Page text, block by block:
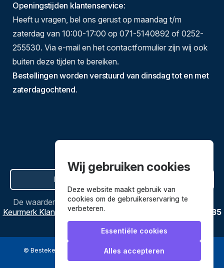
Openingstijden klantenservice:
Heeft u vragen, bel ons gerust op maandag t/m
zaterdag van 10:00-17:00 op 071-5140892 of 0252-
255530. Via e-mail en het contactformulier zijn wij ook
buiten deze tijden te bereiken.
Bestellingen worden verstuurd van dinsdag tot en met
zaterdagochtend.
Hier de overeenkomst ontbinden
De waardering vanBestekenpannen.nlbijWebwinkel
Keurmerk Klantbeoordelingen
3635
reviews.
© Bestekenpannen.nl 2026 een webshop van
Wij gebruiken cookies
Deze website maakt gebruik van
cookies om de gebruikerservaring te
verbeteren.
Essentiële cookies
Alles accepteren